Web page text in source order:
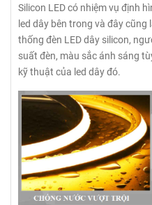
Silicon LED có nhiệm vụ định
led dây bên trong và đây
thống đèn LED dây silicon,
suất đèn, màu sắc ánh sáng
kỹ thuật của led dây đó.